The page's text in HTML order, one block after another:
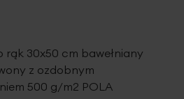
rąk 30x50 cm bawełniany
z ozdobnym
500 g/m2 POLA